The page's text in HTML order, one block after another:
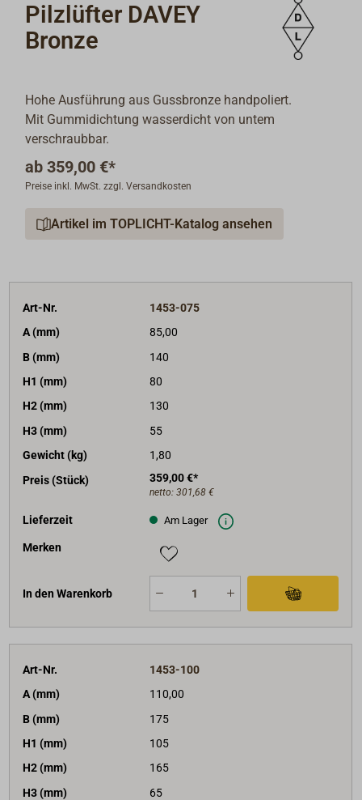
Pilzlüfter DAVEY
Bronze
Hohe Ausführung aus Gussbronze handpoliert.
Mit Gummidichtung wasserdicht von untem
verschraubbar.
ab 359,00 €*
Preise inkl. MwSt. zzgl. Versandkosten
Artikel im TOPLICHT-Katalog ansehen
Art-Nr.
1453-075
A (mm)
85,00
B (mm)
140
H1 (mm)
80
H2 (mm)
130
H3 (mm)
55
Gewicht (kg)
1,80
Preis (Stück)
359,00 €*
netto: 301,68 €
Lieferzeit Am Lager
Merken
In den Warenkorb
Art-Nr.
1453-100
A (mm)
110,00
B (mm)
175
H1 (mm)
105
H2 (mm)
165
H3 (mm)
65